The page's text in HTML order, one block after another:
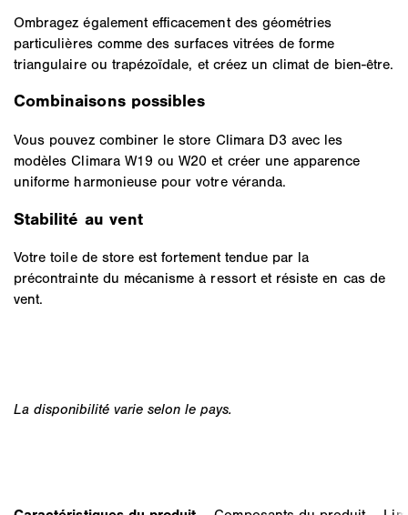
Ombragez également efficacement des géométries
particulières comme des surfaces vitrées de forme
triangulaire ou trapézoïdale, et créez un climat de bien-être.
Combinaisons possibles
Vous pouvez combiner le store Climara D3 avec les
modèles Climara W19 ou W20 et créer une apparence
uniforme harmonieuse pour votre véranda.
Stabilité au vent
Votre toile de store est fortement tendue par la
précontrainte du mécanisme à ressort et résiste en cas de
vent.